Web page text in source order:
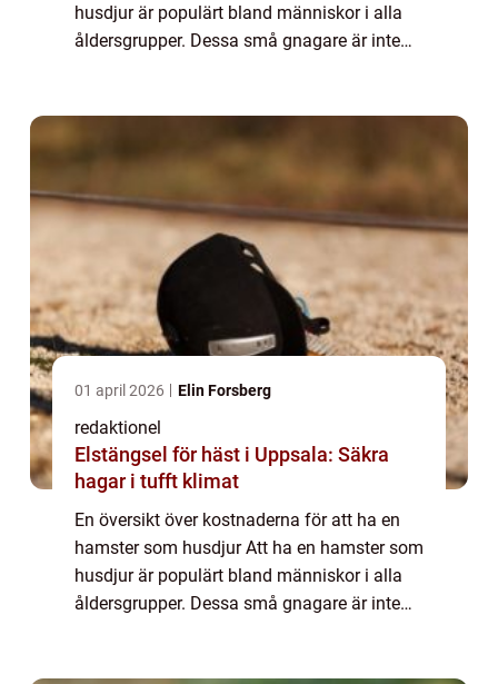
husdjur är populärt bland människor i alla
åldersgrupper. Dessa små gnagare är inte
01 april 2026 Elin Forsberg
redaktionel
Elstängsel för häst i Uppsala: Säkra
hagar i tufft klimat
En översikt över kostnaderna för att ha en
hamster som husdjur Att ha en hamster som
husdjur är populärt bland människor i alla
åldersgrupper. Dessa små gnagare är inte